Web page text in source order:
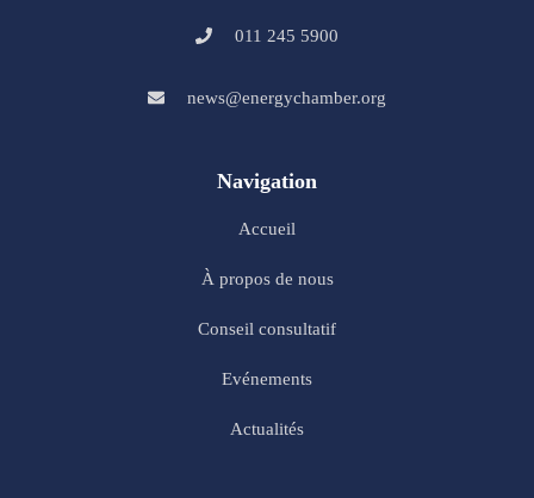
011 245 5900
news@energychamber.org
Navigation
Accueil
À propos de nous
Conseil consultatif
Evénements
Actualités